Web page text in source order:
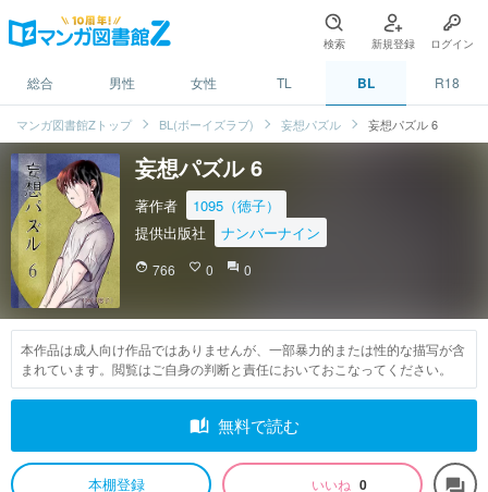
検索 新規登録 ログイン
総合 男性 女性 TL BL R18
マンガ図書館Zトップ BL(ボーイズラブ) 妄想パズル 妄想パズル 6
妄想パズル 6
著作者
1095（徳子）
提供出版社
ナンバーナイン
face 766 favorite_border 0 question_answer 0
本作品は成人向け作品ではありませんが、一部暴力的または性的な描写が含
まれています。閲覧はご自身の判断と責任においておこなってください。
auto_stories 無料で読む
本棚登録 いいね 0 forum